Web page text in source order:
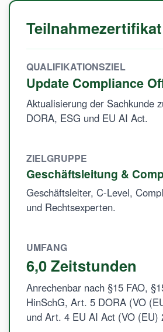
QUALIFIKATIONSZIEL
Update Compliance
Aktualisierung der Sachkunde
DORA, ESG und EU AI Act.
ZIELGRUPPE
Geschäftsleitung &
Geschäftsleiter, C-Level,
und Rechtsexperten.
UMFANG
6,0 Zeitstunden
Anrechenbar nach §15 FAO,
HinSchG, Art. 5 DORA (VO
und Art. 4 EU AI Act (VO (EU)